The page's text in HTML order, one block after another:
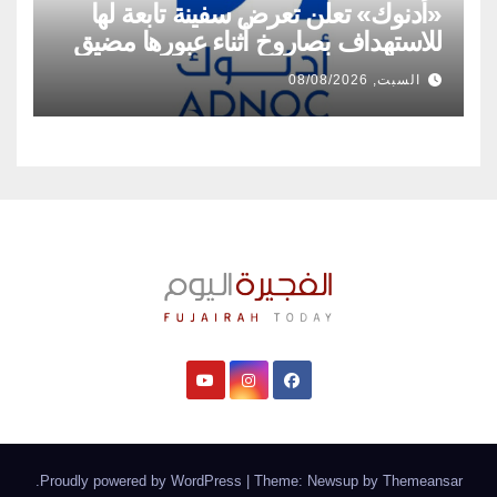
«أدنوك» تعلن تعرض سفينة تابعة لها
للاستهداف بصاروخ أثناء عبورها مضيق
هرمزالسبت, 08/08/2026
Proudly powered by WordPress Theme: Newsup by Themeansar